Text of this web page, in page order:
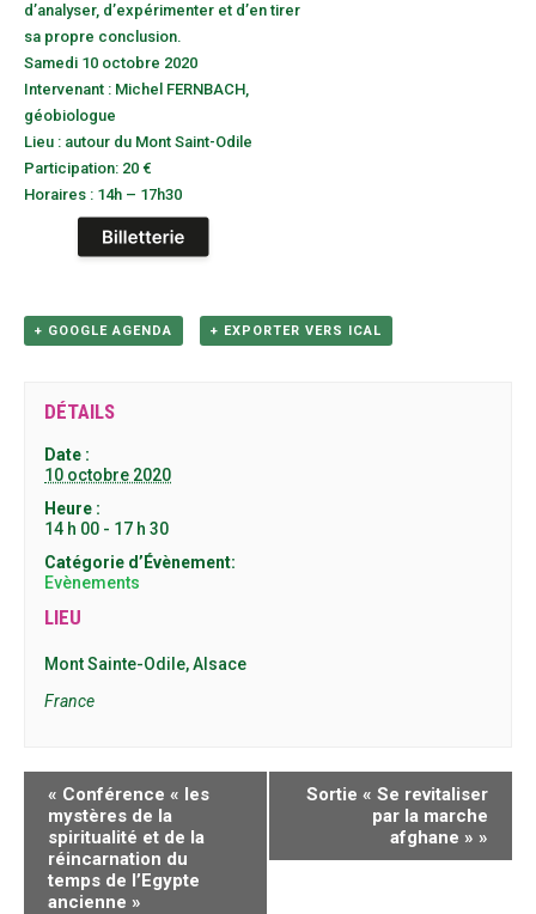
d’analyser, d’expérimenter et d’en tirer
sa propre conclusion.
Samedi 10 octobre 2020
Intervenant : Michel FERNBACH,
géobiologue
Lieu : autour du Mont Saint-Odile
Participation: 20 €
Horaires : 14h – 17h30
+ GOOGLE AGENDA + EXPORTER VERS ICAL
DÉTAILS
Date :
10 octobre 2020
Heure :
14 h 00 - 17 h 30
Catégorie d’Évènement:
Evènements
LIEU
Mont Sainte-Odile, Alsace
France
NAVIGATION
ÉVÈNEMENT
« Conférence « les
mystères de la
spiritualité et de la
réincarnation du
temps de l’Egypte
ancienne »
Sortie « Se revitaliser
par la marche
afghane » »